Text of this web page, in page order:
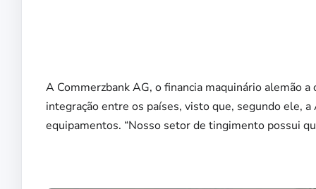
A Commerzbank AG, o financia maquinário alemão
integração entre os países, visto que, segundo ele,
equipamentos. “Nosso setor de tingimento possui